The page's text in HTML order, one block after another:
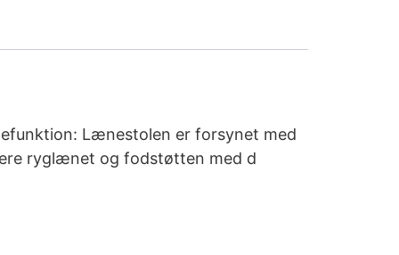
Lænestolen er forsynet med
ryglænet og fodstøtten med d